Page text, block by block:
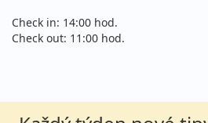
čtvrtek - neděle
Check in: 14:00 hod.
Check out: 11:00 hod.